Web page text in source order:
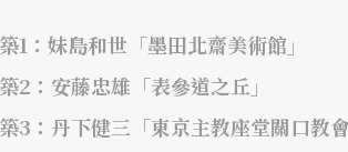
1：妹島和世「墨田北齋美術館」
2：安藤忠雄「表參道之丘」
3：丹下健三「東京主教座堂關口教會